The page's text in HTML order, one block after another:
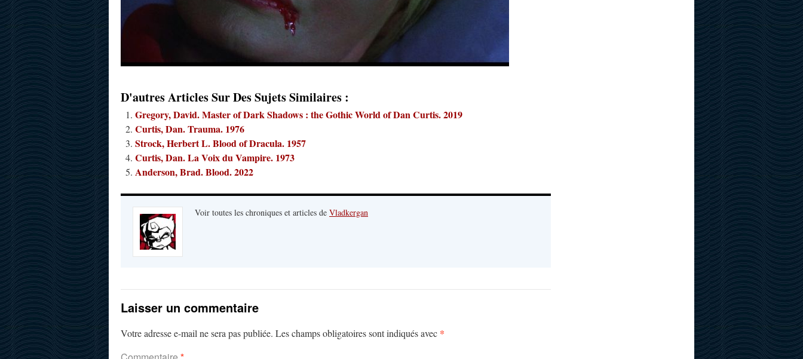
D'autres Articles Sur Des Sujets Similaires :
Gregory, David. Master of Dark Shadows : the Gothic World of Dan Curtis. 2019
Curtis, Dan. Trauma. 1976
Strock, Herbert L. Blood of Dracula. 1957
Curtis, Dan. La Voix du Vampire. 1973
Anderson, Brad. Blood. 2022
Voir toutes les chroniques et articles de Vladkergan
Laisser un commentaire
Votre adresse e-mail ne sera pas publiée. Les champs obligatoires sont indiqués avec *